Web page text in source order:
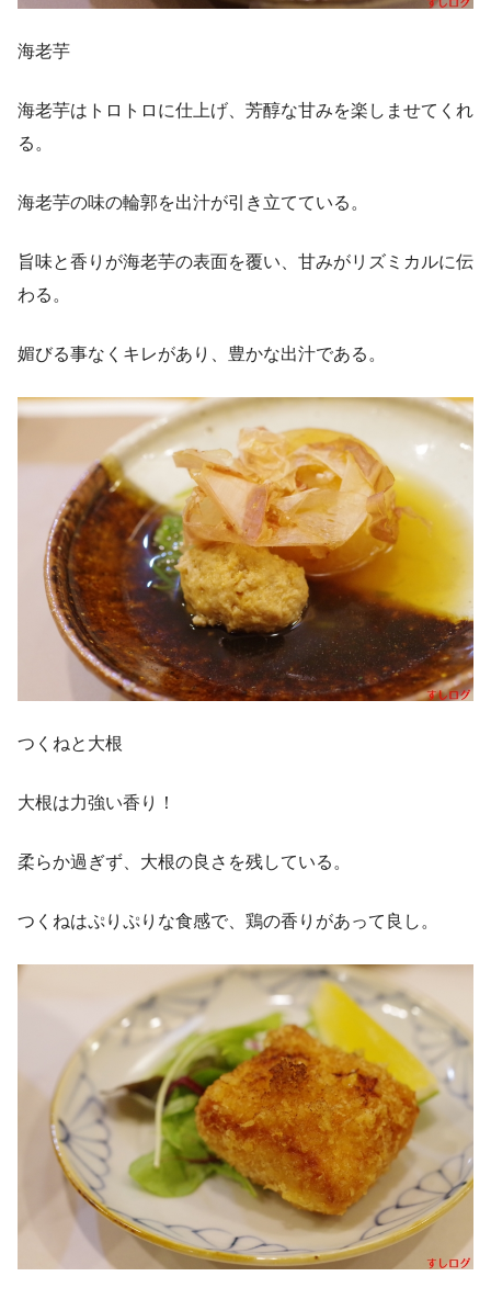
海老芋
海老芋はトロトロに仕上げ、芳醇な甘みを楽しませてくれ
る。
海老芋の味の輪郭を出汁が引き立てている。
旨味と香りが海老芋の表面を覆い、甘みがリズミカルに伝
わる。
媚びる事なくキレがあり、豊かな出汁である。
つくねと大根
大根は力強い香り！
柔らか過ぎず、大根の良さを残している。
つくねはぷりぷりな食感で、鶏の香りがあって良し。